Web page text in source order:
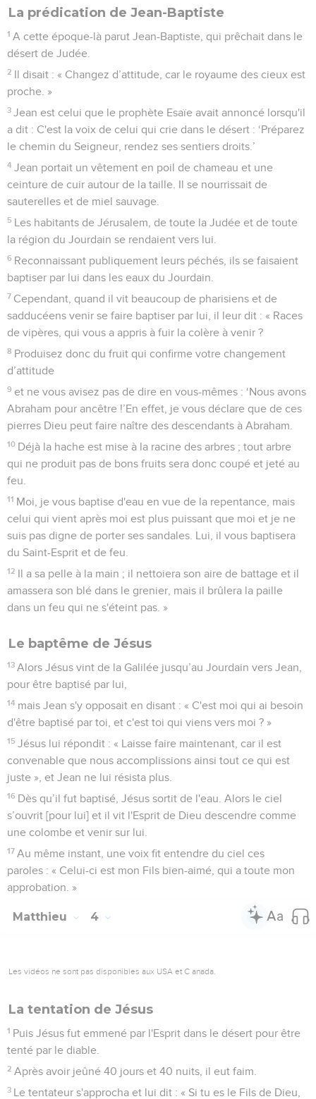
La prédication de Jean-Baptiste
1 A cette époque-là parut Jean-Baptiste, qui prêchait dans le
désert de Judée.
2 Il disait : « Changez d’attitude, car le royaume des cieux est
proche. »
3 Jean est celui que le prophète Esaïe avait annoncé lorsqu'il
a dit : C'est la voix de celui qui crie dans le désert : ‘Préparez
le chemin du Seigneur, rendez ses sentiers droits.’
4 Jean portait un vêtement en poil de chameau et une
ceinture de cuir autour de la taille. Il se nourrissait de
sauterelles et de miel sauvage.
5 Les habitants de Jérusalem, de toute la Judée et de toute
la région du Jourdain se rendaient vers lui.
6 Reconnaissant publiquement leurs péchés, ils se faisaient
baptiser par lui dans les eaux du Jourdain.
7 Cependant, quand il vit beaucoup de pharisiens et de
sadducéens venir se faire baptiser par lui, il leur dit : « Races
de vipères, qui vous a appris à fuir la colère à venir ?
8 Produisez donc du fruit qui confirme votre changement
d’attitude
9 et ne vous avisez pas de dire en vous-mêmes : ‘Nous avons
Abraham pour ancêtre !’En effet, je vous déclare que de ces
pierres Dieu peut faire naître des descendants à Abraham.
10 Déjà la hache est mise à la racine des arbres ; tout arbre
qui ne produit pas de bons fruits sera donc coupé et jeté au
feu.
11 Moi, je vous baptise d'eau en vue de la repentance, mais
celui qui vient après moi est plus puissant que moi et je ne
suis pas digne de porter ses sandales. Lui, il vous baptisera
du Saint-Esprit et de feu.
12 Il a sa pelle à la main ; il nettoiera son aire de battage et il
amassera son blé dans le grenier, mais il brûlera la paille
dans un feu qui ne s'éteint pas. »
Le baptême de Jésus
13 Alors Jésus vint de la Galilée jusqu’au Jourdain vers Jean,
pour être baptisé par lui,
14 mais Jean s'y opposait en disant : « C'est moi qui ai besoin
d'être baptisé par toi, et c'est toi qui viens vers moi ? »
15 Jésus lui répondit : « Laisse faire maintenant, car il est
convenable que nous accomplissions ainsi tout ce qui est
juste », et Jean ne lui résista plus.
16 Dès qu’il fut baptisé, Jésus sortit de l'eau. Alors le ciel
s’ouvrit [pour lui] et il vit l'Esprit de Dieu descendre comme
une colombe et venir sur lui.
17 Au même instant, une voix fit entendre du ciel ces
paroles : « Celui-ci est mon Fils bien-aimé, qui a toute mon
approbation. »
Matthieu 4
Les vidéos ne sont pas disponibles aux USA et C anada.
La tentation de Jésus
1 Puis Jésus fut emmené par l'Esprit dans le désert pour être
tenté par le diable.
2 Après avoir jeûné 40 jours et 40 nuits, il eut faim.
3 Le tentateur s'approcha et lui dit : « Si tu es le Fils de Dieu,